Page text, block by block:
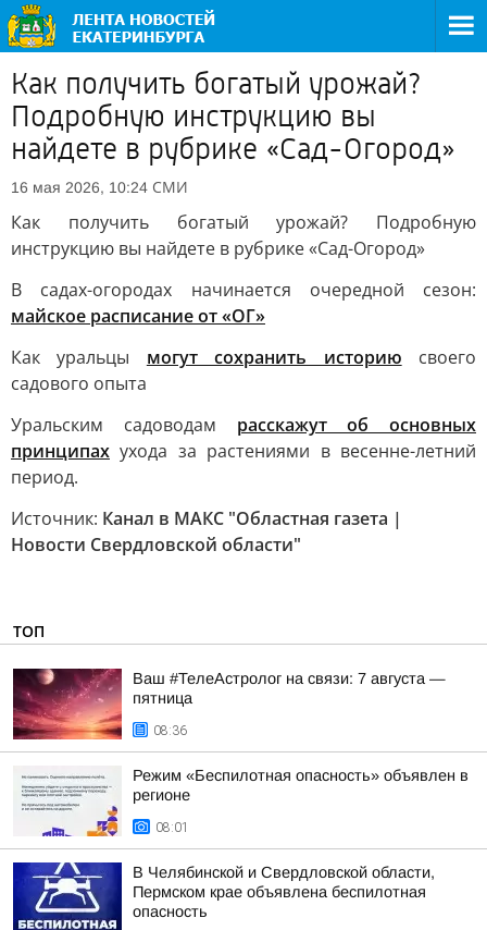
Как получить богатый урожай?
Подробную инструкцию вы
найдете в рубрике «Сад-Огород»
16 мая 2026, 10:24 СМИ
Как получить богатый урожай? Подробную
инструкцию вы найдете в рубрике «Сад-Огород»
В садах-огородах начинается очередной сезон:
майское расписание от «ОГ»
Как уральцы могут сохранить историю своего
садового опыта
Уральским садоводам расскажут об основных
принципах ухода за растениями в весенне-летний
период.
Источник: Канал в МАКС "Областная газета |
Новости Свердловской области"
ТОП
Ваш #ТелеАстролог на связи: 7 августа —
пятница
08:36
Режим «Беспилотная опасность» объявлен в
регионе
08:01
В Челябинской и Свердловской области,
Пермском крае объявлена беспилотная
опасность